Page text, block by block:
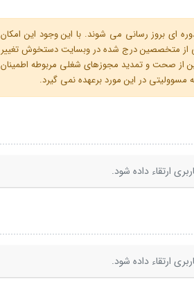
ای بروز رسانی می شوند. با این وجود این امکان
از متخصصین درج شده در وبسایت دستخوش تغییر
از صحت و تمدید مجوزهای شغلی مربوطه اطمینان
در این مورد برعهده نمی گیرد.
ارتقاء داده شود.
ارتقاء داده شود.